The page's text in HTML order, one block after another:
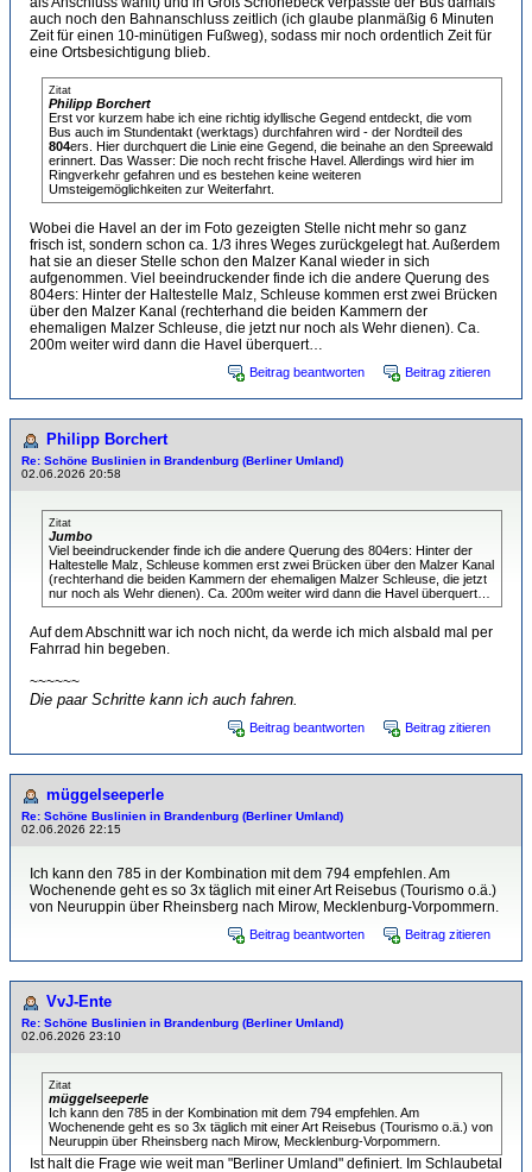
auch noch den Bahnanschluss zeitlich (ich glaube planmäßig 6 Minuten
Zeit für einen 10-minütigen Fußweg), sodass mir noch ordentlich Zeit für
eine Ortsbesichtigung blieb.
Zitat
Philipp Borchert
Erst vor kurzem habe ich eine richtig idyllische Gegend entdeckt, die vom
Bus auch im Stundentakt (werktags) durchfahren wird - der Nordteil des
804ers. Hier durchquert die Linie eine Gegend, die beinahe an den Spreewald
erinnert. Das Wasser: Die noch recht frische Havel. Allerdings wird hier im
Ringverkehr gefahren und es bestehen keine weiteren
Umsteigemöglichkeiten zur Weiterfahrt.
Wobei die Havel an der im Foto gezeigten Stelle nicht mehr so ganz
frisch ist, sondern schon ca. 1/3 ihres Weges zurückgelegt hat. Außerdem
hat sie an dieser Stelle schon den Malzer Kanal wieder in sich
aufgenommen. Viel beeindruckender finde ich die andere Querung des
804ers: Hinter der Haltestelle Malz, Schleuse kommen erst zwei Brücken
über den Malzer Kanal (rechterhand die beiden Kammern der
ehemaligen Malzer Schleuse, die jetzt nur noch als Wehr dienen). Ca.
200m weiter wird dann die Havel überquert…
Beitrag beantworten Beitrag zitieren
Philipp Borchert
Re: Schöne Buslinien in Brandenburg (Berliner Umland)
02.06.2026 20:58
Zitat
Jumbo
Viel beeindruckender finde ich die andere Querung des 804ers: Hinter der
Haltestelle Malz, Schleuse kommen erst zwei Brücken über den Malzer Kanal
(rechterhand die beiden Kammern der ehemaligen Malzer Schleuse, die jetzt
nur noch als Wehr dienen). Ca. 200m weiter wird dann die Havel überquert…
Auf dem Abschnitt war ich noch nicht, da werde ich mich alsbald mal per
Fahrrad hin begeben.
~~~~~~
Die paar Schritte kann ich auch fahren.
Beitrag beantworten Beitrag zitieren
müggelseeperle
Re: Schöne Buslinien in Brandenburg (Berliner Umland)
02.06.2026 22:15
Ich kann den 785 in der Kombination mit dem 794 empfehlen. Am
Wochenende geht es so 3x täglich mit einer Art Reisebus (Tourismo o.ä.)
von Neuruppin über Rheinsberg nach Mirow, Mecklenburg-Vorpommern.
Beitrag beantworten Beitrag zitieren
VvJ-Ente
Re: Schöne Buslinien in Brandenburg (Berliner Umland)
02.06.2026 23:10
Zitat
müggelseeperle
Ich kann den 785 in der Kombination mit dem 794 empfehlen. Am
Wochenende geht es so 3x täglich mit einer Art Reisebus (Tourismo o.ä.) von
Neuruppin über Rheinsberg nach Mirow, Mecklenburg-Vorpommern.
Ist halt die Frage wie weit man "Berliner Umland" definiert. Im Schlaubetal